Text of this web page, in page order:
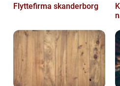
Flyttefirma skanderborg